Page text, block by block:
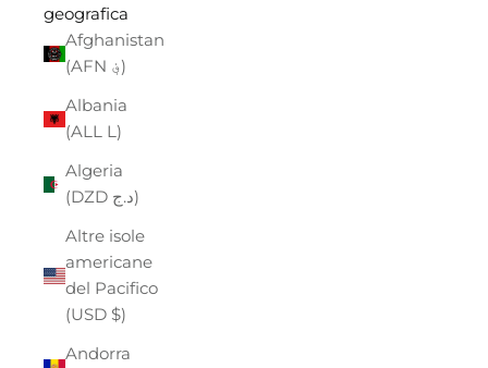
geografica
Afghanistan
(AFN ؋)
Albania
(ALL L)
Algeria
(DZD د.ج)
Altre isole
americane
del Pacifico
(USD $)
Andorra